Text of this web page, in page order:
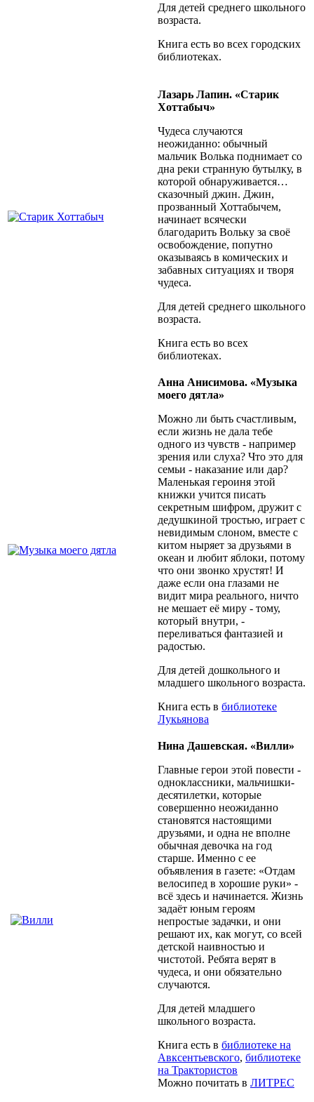
Для детей среднего школьного
возраста.
Книга есть во всех городских
библиотеках.
Лазарь Лапин. «Старик
Хоттабыч»
Чудеса случаются
неожиданно: обычный
мальчик Волька поднимает со
дна реки странную бутылку, в
которой обнаруживается…
сказочный джин. Джин,
прозванный Хоттабычем,
начинает всячески
благодарить Вольку за своё
освобождение, попутно
оказываясь в комических и
забавных ситуациях и творя
чудеса.
Для детей среднего школьного
возраста.
Книга есть во всех
библиотеках.
Анна Анисимова. «Музыка
моего дятла»
Можно ли быть счастливым,
если жизнь не дала тебе
одного из чувств - например
зрения или слуха? Что это для
семьи - наказание или дар?
Маленькая героиня этой
книжки учится писать
секретным шифром, дружит с
дедушкиной тростью, играет с
невидимым слоном, вместе с
китом ныряет за друзьями в
океан и любит яблоки, потому
что они звонко хрустят! И
даже если она глазами не
видит мира реального, ничто
не мешает её миру - тому,
который внутри, -
переливаться фантазией и
радостью.
Для детей дошкольного и
младшего школьного возраста.
Книга есть в библиотеке
Лукьянова
Нина Дашевская. «Вилли»
Главные герои этой повести -
одноклассники, мальчишки-
десятилетки, которые
совершенно неожиданно
становятся настоящими
друзьями, и одна не вполне
обычная девочка на год
старше. Именно с ее
объявления в газете: «Отдам
велосипед в хорошие руки» -
всё здесь и начинается. Жизнь
задаёт юным героям
непростые задачки, и они
решают их, как могут, со всей
детской наивностью и
чистотой. Ребята верят в
чудеса, и они обязательно
случаются.
Для детей младшего
школьного возраста.
Книга есть в библиотеке на
Авксентьевского, библиотеке
на Трактористов
Можно почитать в ЛИТРЕС